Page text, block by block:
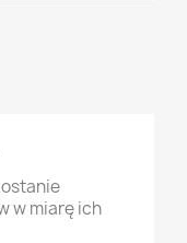
w miarę ich